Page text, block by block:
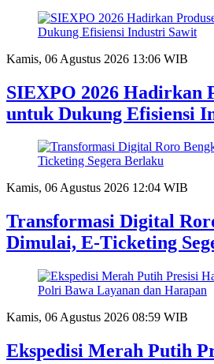
Kamis, 06 Agustus 2026 13:06 WIB
SIEXPO 2026 Hadirkan
untuk Dukung Efisiensi
Kamis, 06 Agustus 2026 12:04 WIB
Transformasi Digital
Dimulai, E-Ticketing
Kamis, 06 Agustus 2026 08:59 WIB
Ekspedisi Merah Putih